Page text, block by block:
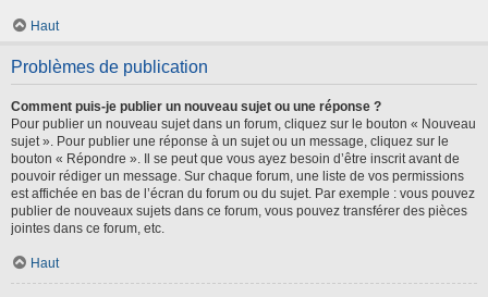
Haut
Problèmes de publication
Comment puis-je publier un nouveau sujet ou une réponse ?
Pour publier un nouveau sujet dans un forum, cliquez sur le bouton « Nouveau
sujet ». Pour publier une réponse à un sujet ou un message, cliquez sur le
bouton « Répondre ». Il se peut que vous ayez besoin d’être inscrit avant de
pouvoir rédiger un message. Sur chaque forum, une liste de vos permissions
est affichée en bas de l’écran du forum ou du sujet. Par exemple : vous pouvez
publier de nouveaux sujets dans ce forum, vous pouvez transférer des pièces
jointes dans ce forum, etc.
Haut